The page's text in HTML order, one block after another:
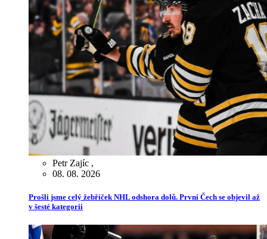
Petr Zajíc ,
08. 08. 2026
Prošli jsme celý žebříček NHL odshora dolů. První Čech se objevil až
v šesté kategorii